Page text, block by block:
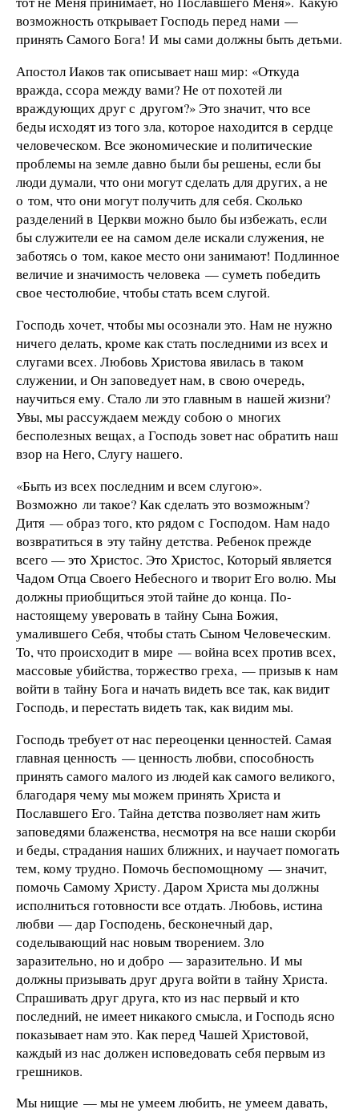
возможность открывает Господь перед нами —
принять Самого Бога! И мы сами должны быть детьми.
Апостол Иаков так описывает наш мир: «Откуда
вражда, ссора между вами? Не от похотей ли
враждующих друг с другом?» Это значит, что все
беды исходят из того зла, которое находится в сердце
человеческом. Все экономические и политические
проблемы на земле давно были бы решены, если бы
люди думали, что они могут сделать для других, а не
о том, что они могут получить для себя. Сколько
разделений в Церкви можно было бы избежать, если
бы служители ее на самом деле искали служения, не
заботясь о том, какое место они занимают! Подлинное
величие и значимость человека — суметь победить
свое честолюбие, чтобы стать всем слугой.
Господь хочет, чтобы мы осознали это. Нам не нужно
ничего делать, кроме как стать последними из всех и
слугами всех. Любовь Христова явилась в таком
служении, и Он заповедует нам, в свою очередь,
научиться ему. Стало ли это главным в нашей жизни?
Увы, мы рассуждаем между собою о многих
бесполезных вещах, а Господь зовет нас обратить наш
взор на Него, Слугу нашего.
«Быть из всех последним и всем слугою».
Возможно ли такое? Как сделать это возможным?
Дитя — образ того, кто рядом с Господом. Нам надо
возвратиться в эту тайну детства. Ребенок прежде
всего — это Христос. Это Христос, Который является
Чадом Отца Своего Небесного и творит Его волю. Мы
должны приобщиться этой тайне до конца. По-
настоящему уверовать в тайну Сына Божия,
умалившего Себя, чтобы стать Сыном Человеческим.
То, что происходит в мире — война всех против всех,
массовые убийства, торжество греха, — призыв к нам
войти в тайну Бога и начать видеть все так, как видит
Господь, и перестать видеть так, как видим мы.
Господь требует от нас переоценки ценностей. Самая
главная ценность — ценность любви, способность
принять самого малого из людей как самого великого,
благодаря чему мы можем принять Христа и
Пославшего Его. Тайна детства позволяет нам жить
заповедями блаженства, несмотря на все наши скорби
и беды, страдания наших ближних, и научает помогать
тем, кому трудно. Помочь беспомощному — значит,
помочь Самому Христу. Даром Христа мы должны
исполниться готовности все отдать. Любовь, истина
любви — дар Господень, бесконечный дар,
соделывающий нас новым творением. Зло
заразительно, но и добро — заразительно. И мы
должны призывать друг друга войти в тайну Христа.
Спрашивать друг друга, кто из нас первый и кто
последний, не имеет никакого смысла, и Господь ясно
показывает нам это. Как перед Чашей Христовой,
каждый из нас должен исповедовать себя первым из
грешников.
Мы нищие — мы не умеем любить, не умеем давать,